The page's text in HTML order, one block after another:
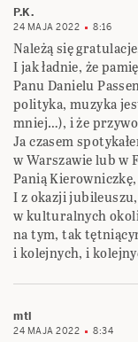
P.K.
24 MAJA 2022 8:16
Należą się
I jak ładnie, że
Panu Danielu
polityka, muzyka
mniej…), i że
Ja czasem
w Warszawie lub
Panią
I z okazji
w kulturalnych
na tym, tak
i kolejnych, i
mtl
24 MAJA 2022 8:34